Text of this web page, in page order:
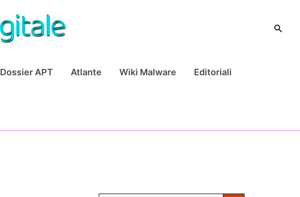
Cerca
Dossier APT Atlante Wiki Malware Editoriali